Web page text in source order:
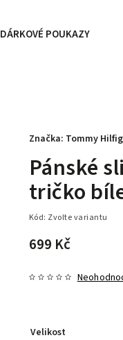
DÁRKOVÉ POUKAZY
Pánské
tričko
Kód: Zvolte variantu
699 Kč
Značka: Tommy
Velikost